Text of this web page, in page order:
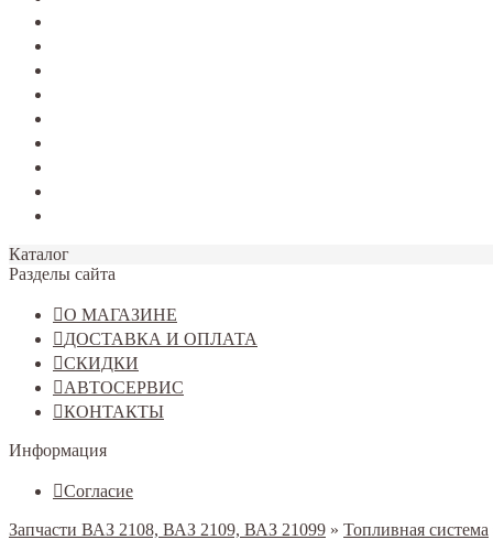
Каталог
Разделы сайта
О МАГАЗИНЕ
ДОСТАВКА И ОПЛАТА
СКИДКИ
АВТОСЕРВИС
КОНТАКТЫ
Информация
Согласие
Запчасти ВАЗ 2108, ВАЗ 2109, ВАЗ 21099 » Топливная система